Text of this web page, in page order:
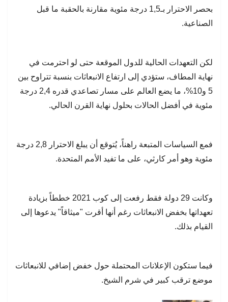
بحصر الاحترار بـ1,5 درجة مئوية مقارنة بالحقبة ما قبل
الصناعية.
لكن التعهدات الحالية للدول الموقعة حتى لو احترمت في
نهاية المطاف، ستؤدي إلى ارتفاع الانبعاثات بنسبة تتراوح بين
5 و10%، ما يضع العالم على مسار تصاعدي قدره 2,4 درجة
مئوية في أفضل الحالات بحلول نهاية القرن الحالي.
فمع السياسات المتبعة راهناً، يُتوقع أن يبلغ الاحترار 2,8 درجة
مئوية وهو أمر كارثي، على ما تفيد الأمم المتحدة.
وكانت 29 دولة فقط رفعت إلى كوب 2021 خططاً بزيادة
تعهداتها بخفض الانبعاثات رغم أنها أقرت "ميثاقاً" يدعوها إلى
القيام بذلك.
فيما ستكون الإعلانات المحتملة حول خفض إضافي للانبعاثات
موضع ترقب كبير في شرم الشيخ.